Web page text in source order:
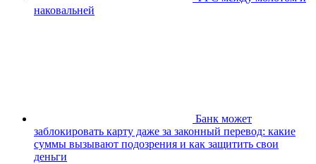
наковальней
Банк может
заблокировать карту даже за законный перевод: какие
суммы вызывают подозрения и как защитить свои
деньги